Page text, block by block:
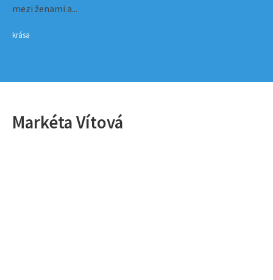
mezi ženami a...
krása
Markéta Vítová